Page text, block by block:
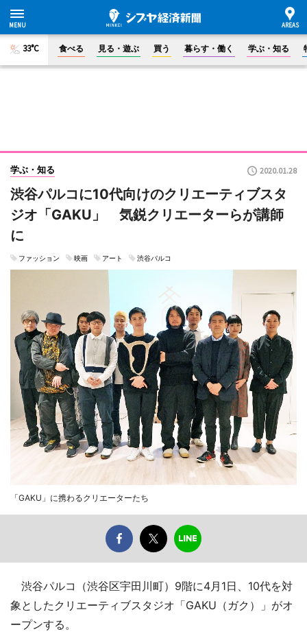
33°C 食べる 見る・遊ぶ 買う 暮らす・働く 学ぶ・知る
学ぶ・知る 2020.01.28
渋谷パルコに10代向けのクリエーティブスタ
ジオ「GAKU」 気鋭クリエーターらが講師
に
ファッション 映画 アート 渋谷パルコ
「GAKU」に携わるクリエーターたち
渋谷パルコ（渋谷区宇田川町）9階に4月1日、10代を対
象としたクリエーティブスタジオ「GAKU（ガク）」がオ
ープンする。